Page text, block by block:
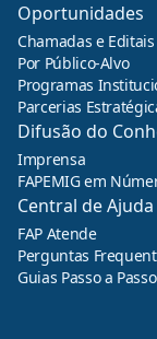
Oportunidades
Chamadas e Editais
Por Público-Alvo
Programas
Parcerias
Difusão do
Imprensa
FAPEMIG em
Central de Ajuda
FAP Atende
Perguntas
Guias Passo a Passo